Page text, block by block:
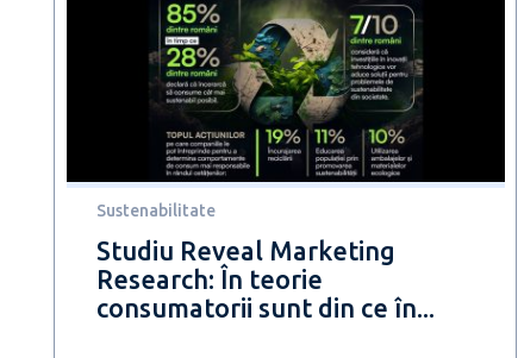
Sustenabilitate
Studiu Reveal Marketing
Research: În teorie
consumatorii sunt din ce în...